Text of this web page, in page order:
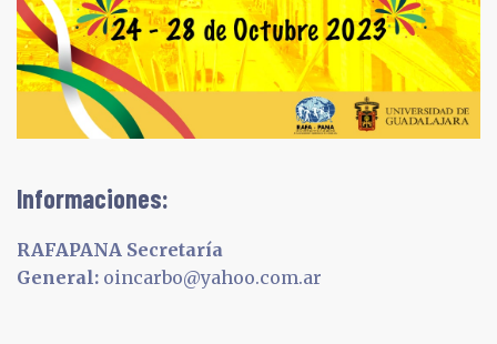
Informaciones:
RAFAPANA Secretaría
General: oincarbo@yahoo.com.ar